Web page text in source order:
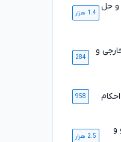
و حل
1.4 هزار
و
284
958
و
2.5 هزار